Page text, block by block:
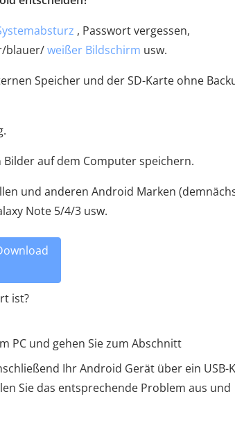
, Passwort vergessen,
blauer/weißer Bildschirm usw.
Speicher und der SD-Karte ohne
auf dem Computer speichern.
und anderen Android Marken
Note 5/4/3 usw.
ist?
PC und gehen Sie zum Abschnitt
Ihr Android Gerät über ein USB-
Sie das entsprechende Problem aus und